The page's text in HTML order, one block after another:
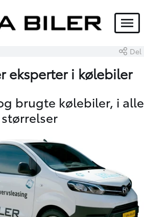
Menu
Del
eksperter i kølebiler
brugte kølebiler, i alle
størrelser